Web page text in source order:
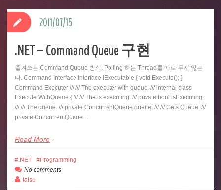
.NET – Command Queue 구현
즐겨쓰는 Command Queue 방식. Polling 하는 Thread를 따로 두지 않는
다. Command Interface interface IExecutable { void Execute(); }
Command Executer /// /// The executer with queue. /// internal class
ExecuterWithQueue { /// /// The is executing. /// private bool isExecuting;
/// /// The queue. /// private ConcurrentQueue queue; /// /// Gets Queue. ///
private ConcurrentQueue…
Read More
2011/07/15
.NET
Programming
No comments
talsu